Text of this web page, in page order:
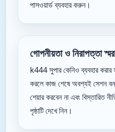
পাসওয়ার্ড ব্যবহার করুন।
গোপনীয়তা ও নিরাপত্তা
k444 সুপার কেনিও ব্যবহার
করলে কাজ শেষে অবশ্যই সেশন
শেয়ার করবেন না এবং বিস্তারিত
পৃষ্ঠাটি দেখে নিন।